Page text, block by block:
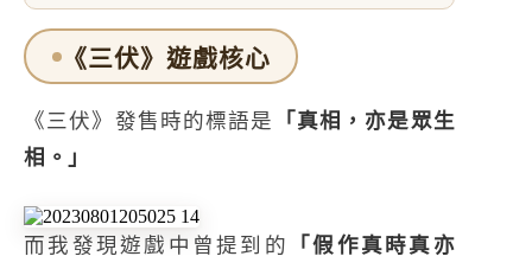
《三伏》遊戲核心
《三伏》發售時的標語是
「真相，亦是眾生
相。」
而我發現遊戲中曾提到的
「假作真時真亦